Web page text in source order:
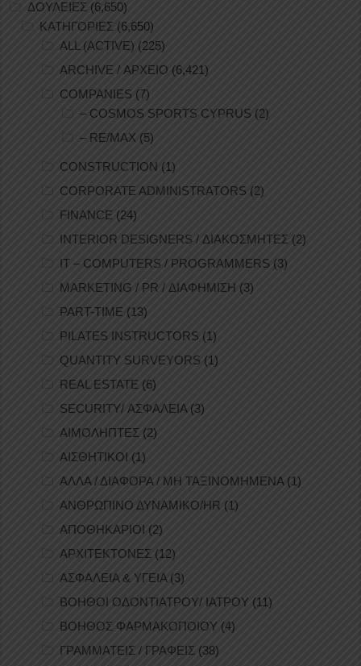
ΔΟΥΛΕΙΕΣ (6,650)
ΚΑΤΗΓΟΡΙΕΣ (6,650)
ALL (ACTIVE) (225)
ARCHIVE / ΑΡΧΕΙΟ (6,421)
COMPANIES (7)
– COSMOS SPORTS CYPRUS (2)
– RE/MAX (5)
CONSTRUCTION (1)
CORPORATE ADMINISTRATORS (2)
FINANCE (24)
INTERIOR DESIGNERS / ΔΙΑΚΟΣΜΗΤΕΣ (2)
IT – COMPUTERS / PROGRAMMERS (3)
MARKETING / PR / ΔΙΑΦΗΜΙΣΗ (3)
PART-TIME (13)
PILATES INSTRUCTORS (1)
QUANTITY SURVEYORS (1)
REAL ESTATE (6)
SECURITY/ ΑΣΦΑΛΕΙΑ(3)
ΑΙΜΟΛΗΠΤΕΣ (2)
ΑΙΣΘΗΤΙΚΟΙ (1)
ΑΛΛΑ / ΔΙΑΦΟΡΑ / ΜΗ ΤΑΞΙΝΟΜΗΜΕΝΑ(1)
ΑΝΘΡΩΠΙΝΟ ΔΥΝΑΜΙΚΟ/HR (1)
ΑΠΟΘΗΚΑΡΙΟΙ (2)
ΑΡΧΙΤΕΚΤΟΝΕΣ (12)
ΑΣΦΑΛΕΙΑ & ΥΓΕΙΑ (3)
ΒΟΗΘΟΙ ΟΔΟΝΤΙΑΤΡΟΥ/ ΙΑΤΡΟΥ (11)
ΒΟΗΘΟΣ ΦΑΡΜΑΚΟΠΟΙΟΥ (4)
ΓΡΑΜΜΑΤΕΙΣ / ΓΡΑΦΕΙΣ (38)